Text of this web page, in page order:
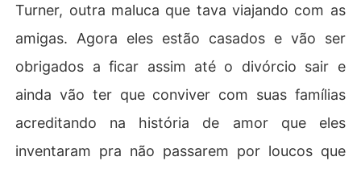
Turner, outra maluca que tava viajando com as
amigas. Agora eles estão casados e vão ser
obrigados a ficar assim até o divórcio sair e
ainda vão ter que conviver com suas famílias
acreditando na história de amor que eles
inventaram pra não passarem por loucos que